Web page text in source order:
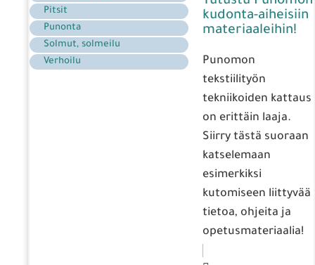
Pitsit
Punonta
Solmut, solmeilu
Verhoilu
kudonta-aiheisiin
materiaaleihin!
Punomon
tekstiilityön
tekniikoiden kattaus
on erittäin laaja.
Siirry tästä suoraan
katselemaan
esimerkiksi
kutomiseen liittyvää
tietoa, ohjeita ja
opetusmateriaalia!